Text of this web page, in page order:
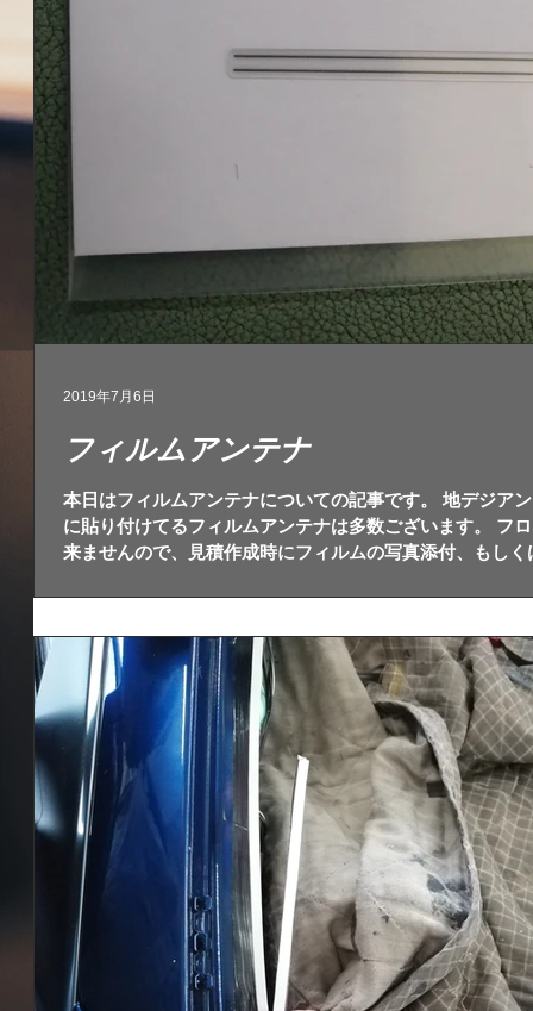
フィルムアンテナ
本日はフィルムアンテナについての記事です。 地デジア
に貼り付けてるフィルムアンテナは多数ございます。 フ
来ませんので、見積作成時にフィルムの写真添付、もし
2019年7月6日